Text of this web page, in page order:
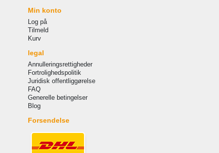
Min konto
Log på
Tilmeld
Kurv
legal
Annulleringsrettigheder
Fortrolighedspolitik
Juridisk offentliggørelse
FAQ
Generelle betingelser
Blog
Forsendelse